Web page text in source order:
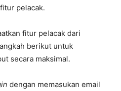
pelacak.
fitur pelacak dari
berikut untuk
secara maksimal.
dengan memasukan email